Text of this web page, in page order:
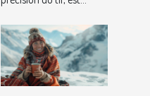
biathlon